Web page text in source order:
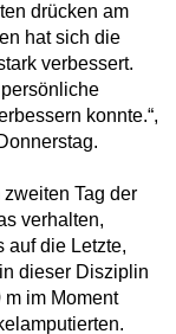
drücken am
hat sich die
verbessert.
konnte.“,
Tag der
verhalten,
auf die Letzte,
dieser Disziplin
im Moment